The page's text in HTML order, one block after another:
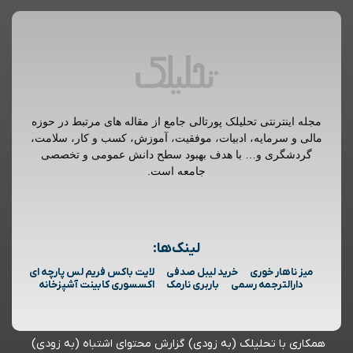
مجله اینترنتی تحلیلک پورتالی جامع از مقاله های مرتبط در حوزه
مالی و سرمایه، ادبیات، موفقیت، آموزش، کسب و کار، سلامت،
گردشگری و… با هدف بهبود سطح دانش عمومی و تخصصی
جامعه است.
لینک‌ها:
میز ناهار خوری خرید لیبل صدفی
لایت باکس فریم لس پارچه ای
دارالترجمه رسمی
باربری نارمک اکسسوری کابینت آشپزخانه
همکاری با تحلیلک (به زودی) گزارش محتوای اشتباه (به زودی)